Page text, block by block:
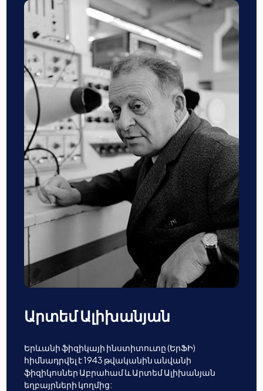
Արտեմ Ալիխանյան
Երևանի ֆիզիկայի ինստիտուտը (ԵրՖԻ)
հիմնադրվել է 1943 թվականին անվանի
ֆիզիկոսներ Աբրահամ և Արտեմ Ալիխանյան
եղբայրների կողմից: